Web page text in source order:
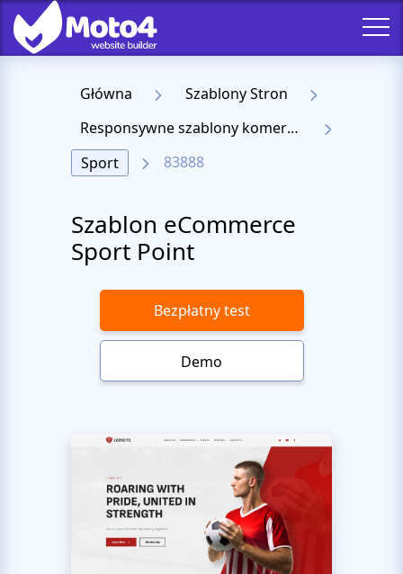
Główna
Szablony Stron
Responsywne szablony komercyjne
Sport
83888
Szablon eCommerce
Sport Point
Bezpłatny test
Demo